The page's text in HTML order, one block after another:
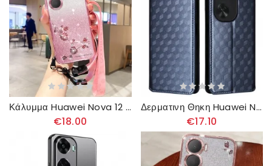
Κάλυμμα Huawei Nova 12 Se Λουλούδια Και Στρας Με Λουράκι Σιλικόνης
€18.00
Δερματινη Θηκη Huawei Nova 12 Se Διαμαντένιο Μοτίβο
€17.10